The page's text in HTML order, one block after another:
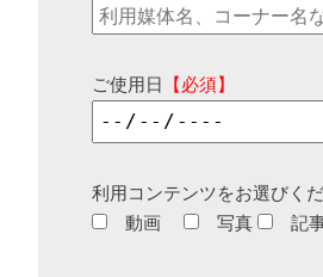
ご使用日 【必須】
利用コンテンツをお選びく
動画
写真 記